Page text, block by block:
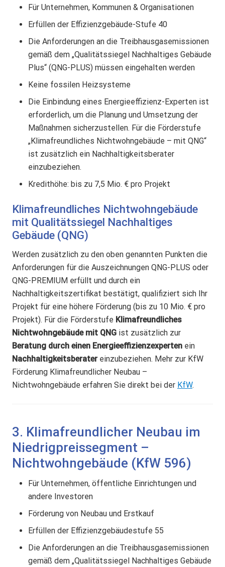
Für Unternehmen, Kommunen & Organisationen
Erfüllen der Effizienzgebäude-Stufe 40
Die Anforderungen an die Treibhausgasemissionen
gemäß dem „Qualitätssiegel Nachhaltiges Gebäude
Plus“ (QNG-PLUS) müssen eingehalten werden
Keine fossilen Heizsysteme
Die Einbindung eines Energieeffizienz-Experten ist
erforderlich, um die Planung und Umsetzung der
Maßnahmen sicherzustellen. Für die Förderstufe
„Klimafreundliches Nichtwohngebäude – mit QNG“
ist zusätzlich ein Nachhaltigkeitsberater
einzubeziehen.
Kredithöhe: bis zu 7,5 Mio. € pro Projekt
Klimafreundliches Nichtwohngebäude
mit Qualitätssiegel Nachhaltiges
Gebäude (QNG)
Werden zusätzlich zu den oben genannten Punkten die
Anforderungen für die Auszeichnungen QNG-PLUS oder
QNG-PREMIUM erfüllt und durch ein
Nachhaltigkeitszertifikat bestätigt, qualifiziert sich Ihr
Projekt für eine höhere Förderung (bis zu 10 Mio. € pro
Projekt). Für die Förderstufe Klimafreundliches
Nichtwohngebäude mit QNG ist zusätzlich zur
Beratung durch einen Energieeffizienzexperten ein
Nachhaltigkeitsberatereinzubeziehen. Mehr zur KfW
Förderung Klimafreundlicher Neubau –
Nichtwohngebäude erfahren Sie direkt bei der KfW.
3. Klimafreundlicher Neubau im
Niedrigpreissegment –
Nichtwohngebäude (KfW 596)
Für Unternehmen, öffentliche Einrichtungen und
andere Investoren
Förderung von Neubau und Erstkauf
Erfüllen der Effizienzgebäudestufe 55
Die Anforderungen an die Treibhausgasemissionen
gemäß dem „Qualitätssiegel Nachhaltiges Gebäude